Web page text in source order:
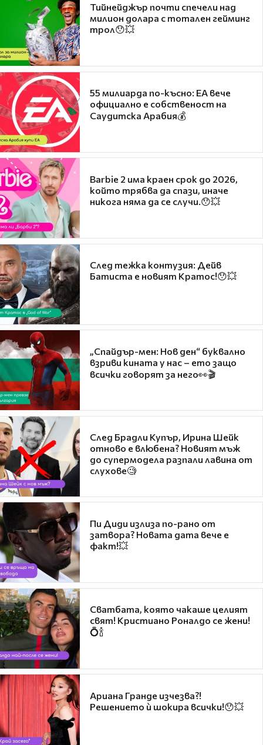
Тийнейджър почти спечели над
милион долара с тотален гейминг
трол😯💥
55 милиарда по-късно: EA вече
официално е собственост на
Саудитска Арабия💰
Barbie 2 има краен срок до 2026,
който трябва да спази, иначе
никога няма да се случи.😯💥
След тежка контузия: Дейв
Батиста е новият Кратос!😯💥
„Спайдър-мен: Нов ден“ буквално
взриви кината у нас – ето защо
всички говорят за него👀🎬
След Брадли Купър, Ирина Шейк
отново е влюбена? Новият мъж
до супермодела разпали лавина от
слухове🧐
Пи Диди излиза по-рано от
затвора? Новата дата вече е
факт!💥
Сватбата, която чакаше целият
свят! Кристиано Роналдо се жени!
💍🍾
Ариана Гранде изчезва?!
Решението ѝ шокира всички!😯💥